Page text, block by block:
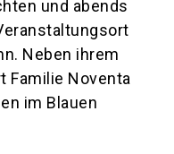
und abends
Neben ihrem
Familie Noventa
im Blauen